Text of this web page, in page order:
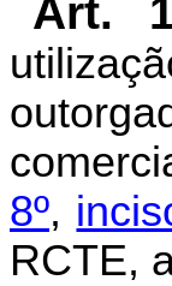
Art.
8º,
RCTE,